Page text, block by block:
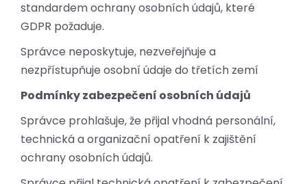
standardem ochrany osobních údajů, které
GDPR požaduje.
Správce neposkytuje, nezveřejňuje a
nezpřístupňuje osobní údaje do třetích zemí
Podmínky zabezpečení osobních údajů
Správce prohlašuje, že přijal vhodná personální,
technická a organizační opatření k zajištění
ochrany osobních údajů.